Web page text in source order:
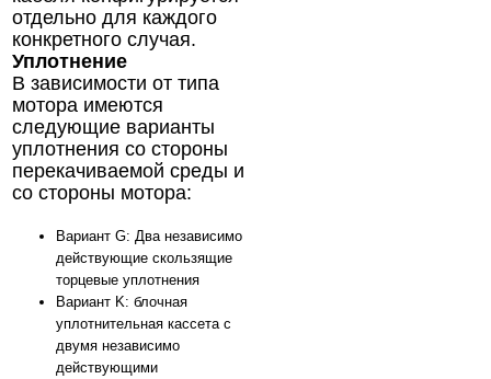
отдельно для каждого
конкретного случая.
Уплотнение
В зависимости от типа
мотора имеются
следующие варианты
уплотнения со стороны
перекачиваемой среды и
со стороны мотора:
Вариант G: Два независимо
действующие скользящие
торцевые уплотнения
Вариант K: блочная
уплотнительная кассета с
двумя независимо
действующими